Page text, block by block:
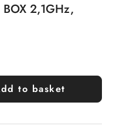
2,1GHz,
to basket